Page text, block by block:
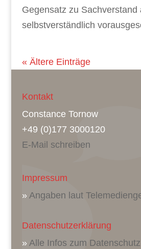
Gegensatz zu Sachverstand
selbstverständlich
« Ältere Einträge
Kontakt
Constance Tornow
+49 (0)177 3000120
E-Mail schreiben
Impressum
» Angaben laut
Datenschutzerklärung
» Alle Infos zum